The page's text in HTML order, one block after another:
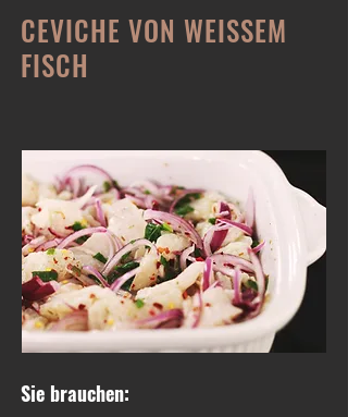
CEVICHE VON WEISSEM
FISCH
Sie brauchen: